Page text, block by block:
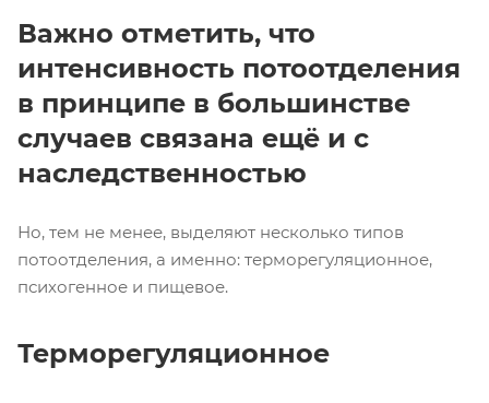
Важно отметить, что
интенсивность потоотделения
в принципе в большинстве
случаев связана ещё и с
наследственностью
Но, тем не менее, выделяют несколько типов
потоотделения, а именно: терморегуляционное,
психогенное и пищевое.
Терморегуляционное